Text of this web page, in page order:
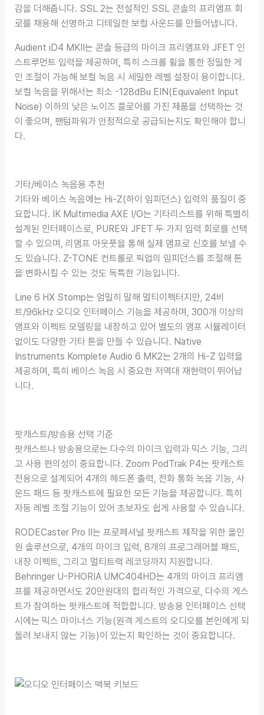
감을 더해줍니다. SSL 2는 전설적인 SSL 콘솔의 프리앰프 회
로를 채용해 선명하고 디테일한 보컬 사운드를 만들어냅니다.
Audient iD4 MKII는 콘솔 등급의 마이크 프리앰프와 JFET 인
스트루먼트 입력을 제공하며, 특히 스크롤 휠을 통한 정밀한 게
인 조절이 가능해 보컬 녹음 시 세밀한 레벨 설정이 용이합니다.
보컬 녹음을 위해서는 최소 -128dBu EIN(Equivalent Input
Noise) 이하의 낮은 노이즈 플로어를 가진 제품을 선택하는 것
이 좋으며, 팬텀파워가 안정적으로 공급되는지도 확인해야 합니
다.
기타/베이스 녹음용 추천
기타와 베이스 녹음에는 Hi-Z(하이 임피던스) 입력의 품질이 중
요합니다. IK Multimedia AXE I/O는 기타리스트를 위해 특별히
설계된 인터페이스로, PURE와 JFET 두 가지 입력 회로를 선택
할 수 있으며, 리앰프 아웃풋을 통해 실제 앰프로 신호를 보낼 수
도 있습니다. Z-TONE 컨트롤로 픽업의 임피던스를 조절해 톤
을 변화시킬 수 있는 것도 독특한 기능입니다.
Line 6 HX Stomp는 엄밀히 말해 멀티이펙터지만, 24비
트/96kHz 오디오 인터페이스 기능을 제공하며, 300개 이상의
앰프와 이펙트 모델링을 내장하고 있어 별도의 앰프 시뮬레이터
없이도 다양한 기타 톤을 만들 수 있습니다. Native
Instruments Komplete Audio 6 MK2는 2개의 Hi-Z 입력을
제공하며, 특히 베이스 녹음 시 중요한 저역대 재현력이 뛰어납
니다.
팟캐스트/방송용 선택 기준
팟캐스트나 방송용으로는 다수의 마이크 입력과 믹스 기능, 그리
고 사용 편의성이 중요합니다. Zoom PodTrak P4는 팟캐스트
전용으로 설계되어 4개의 헤드폰 출력, 전화 통화 녹음 기능, 사
운드 패드 등 팟캐스트에 필요한 모든 기능을 제공합니다. 특히
자동 레벨 조절 기능이 있어 초보자도 쉽게 사용할 수 있습니다.
RODECaster Pro II는 프로페셔널 팟캐스트 제작을 위한 올인
원 솔루션으로, 4개의 마이크 입력, 8개의 프로그래머블 패드,
내장 이펙트, 그리고 멀티트랙 레코딩까지 지원합니다.
Behringer U-PHORIA UMC404HD는 4개의 마이크 프리앰
프를 제공하면서도 20만원대의 합리적인 가격으로, 다수의 게스
트가 참여하는 팟캐스트에 적합합니다. 방송용 인터페이스 선택
시에는 믹스 마이너스 기능(원격 게스트의 오디오를 본인에게 되
돌려 보내지 않는 기능)이 있는지 확인하는 것이 중요합니다.